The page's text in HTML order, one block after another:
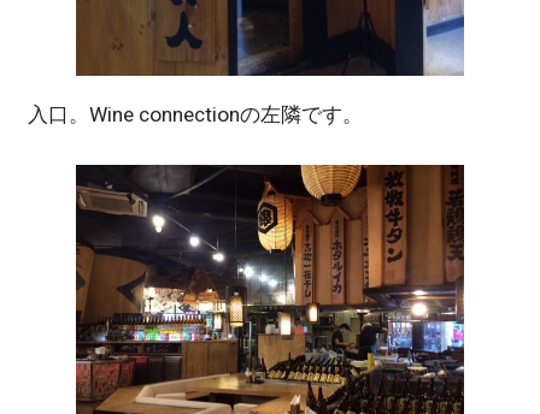
入口。Wine connectionの左隣です。